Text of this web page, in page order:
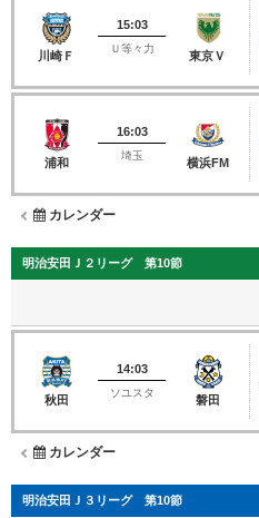
川崎Ｆ
15:03
Ｕ等々力
東京Ｖ
浦和
16:03
埼玉
横浜FM
カレンダー
明治安田Ｊ２リーグ 第10節
秋田
14:03
ソユスタ
磐田
カレンダー
明治安田Ｊ３リーグ 第10節